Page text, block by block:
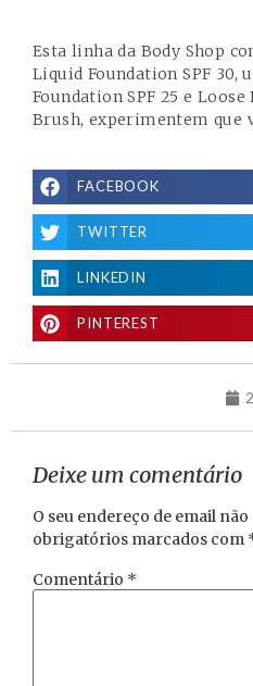
Esta linha da Body Shop
Liquid Foundation SPF 30,
Foundation SPF 25 e
Brush, experimentem que
FACEBOOK
TWITTER
LINKEDIN
PINTEREST
Deixe um comentário
O seu endereço de email
obrigatórios marcados com
Comentário *